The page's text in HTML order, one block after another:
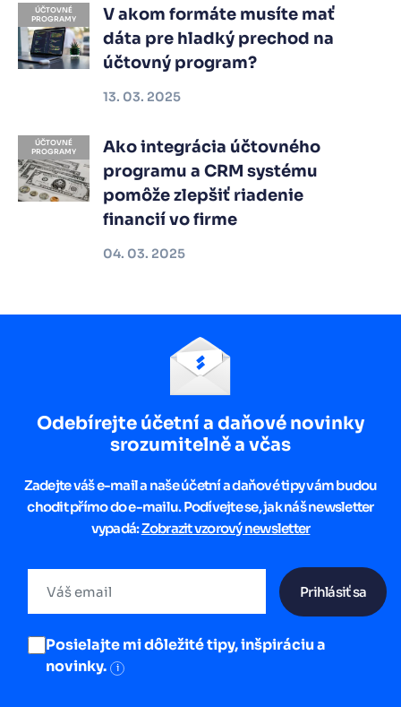
ÚČTOVNÉ
PROGRAMY
V akom formáte musíte mať
dáta pre hladký prechod na
účtovný program?
13. 03. 2025
ÚČTOVNÉ
PROGRAMY
Ako integrácia účtovného
programu a CRM systému
pomôže zlepšiť riadenie
financií vo firme
04. 03. 2025
Odebírejte účetní a daňové novinky
srozumitelně a včas
Zadejte váš e-mail a naše účetní a daňové tipy vám budou
chodit přímo do e-mailu. Podívejte se, jak náš newsletter
vypadá:Zobrazit vzorový newsletter
Prihlásiť sa
Posielajte mi dôležité tipy, inšpiráciu a
novinky.
i